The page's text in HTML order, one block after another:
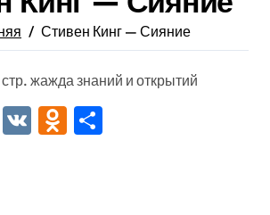
Стивен Кинг — Сияние
жажда знаний и открытий
Viber
VK Odnoklassniki